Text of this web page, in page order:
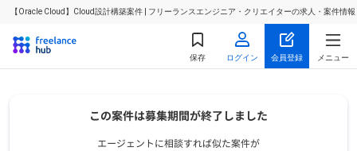
【Oracle Cloud】Cloud設計構築案件 | フリーランスエンジニア・クリエイターの求人・案件情報
保存 ログイン 会員登録 メニュー